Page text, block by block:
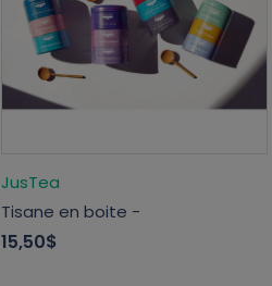
JusTea
Tisane en boite -
15,50$